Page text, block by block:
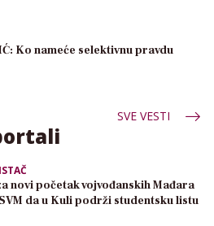
Ko nameće selektivnu pravdu
SVE VESTI
novi početak vojvođanskih Mađara
da u Kuli podrži studentsku listu